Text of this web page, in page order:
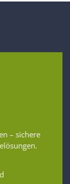
– sichere